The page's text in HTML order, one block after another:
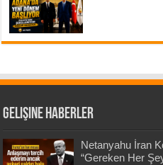
Gelişine Haberler
Netanyahu İran
“Gereken Her